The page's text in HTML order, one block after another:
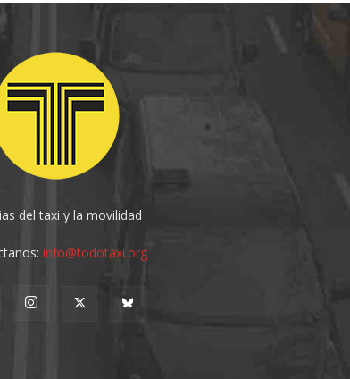
del taxi y la movilidad
info@todotaxi.org